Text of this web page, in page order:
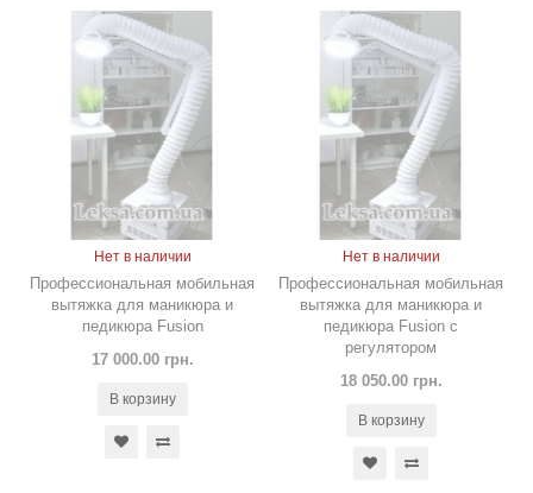
Нет в наличии
Профессиональная мобильная
вытяжка для маникюра и
педикюра Fusion
17 000.00 грн.
В корзину
Нет в наличии
Профессиональная мобильная
вытяжка для маникюра и
педикюра Fusion с
регулятором
18 050.00 грн.
В корзину